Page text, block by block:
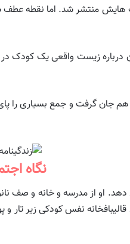
زیست واقعی یک کودک
جان گرفت و جمع بسیاری را
نگاه
او از مدرسه و خانه و صف
نفس کودکی زیر